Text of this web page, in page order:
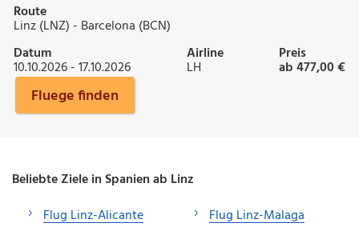
Route
Linz (LNZ) - Barcelona (BCN)
Datum
10.10.2026 - 17.10.2026
Airline
LH
Preis
ab 477,00 €
Fluege finden
Beliebte Ziele in Spanien ab Linz
Flug Linz-Alicante
Flug Linz-Malaga